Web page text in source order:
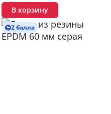
В корзину
2 балла